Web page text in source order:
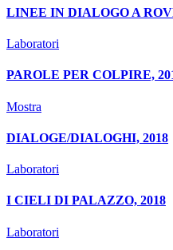
LINEE IN DIALOGO A
Laboratori
PAROLE PER COLPIRE,
Mostra
DIALOGE/DIALOGHI, 2018
Laboratori
I CIELI DI PALAZZO, 2018
Laboratori